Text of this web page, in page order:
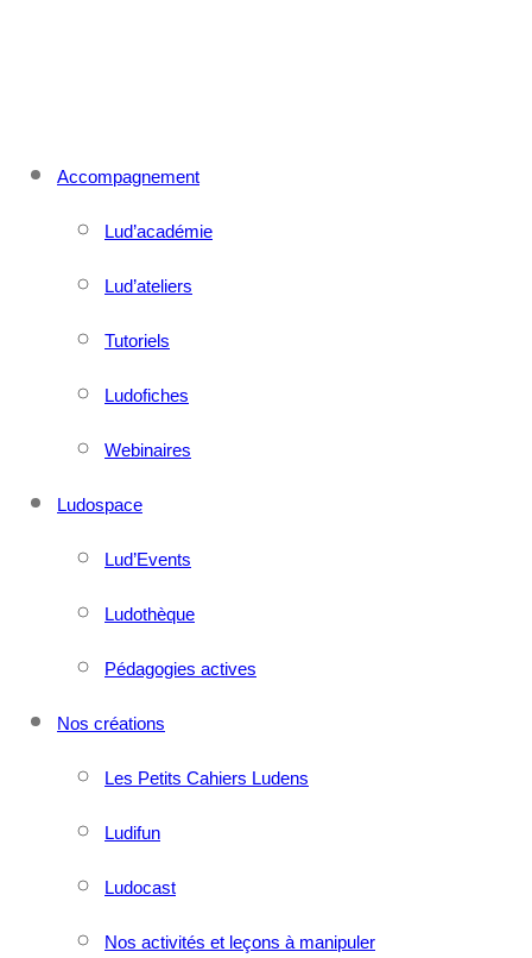
Accompagnement
Lud’académie
Lud’ateliers
Tutoriels
Ludofiches
Webinaires
Ludospace
Lud’Events
Ludothèque
Pédagogies actives
Nos créations
Les Petits Cahiers Ludens
Ludifun
Ludocast
Nos activités et leçons à manipuler